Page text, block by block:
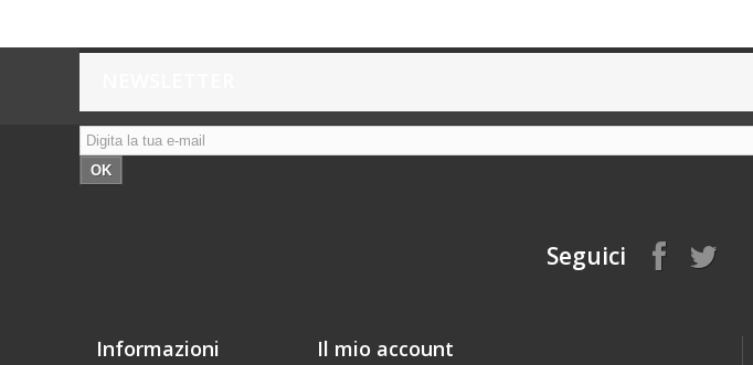
OK
Seguici
Informazioni Il mio account